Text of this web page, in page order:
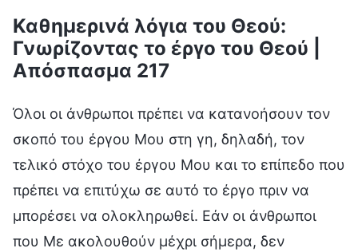
Καθημερινά λόγια του Θεού:
Γνωρίζοντας το έργο του Θεού |
Απόσπασμα 217
Όλοι οι άνθρωποι πρέπει να κατανοήσουν τον
σκοπό του έργου Μου στη γη, δηλαδή, τον
τελικό στόχο του έργου Μου και το επίπεδο που
πρέπει να επιτύχω σε αυτό το έργο πριν να
μπορέσει να ολοκληρωθεί. Εάν οι άνθρωποι
που Με ακολουθούν μέχρι σήμερα, δεν